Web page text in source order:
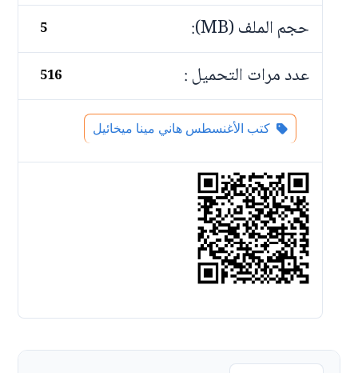
حجم الملف (MB): 5
عدد مرات التحميل : 516
كتب الأغنسطس هاني مينا ميخائيل